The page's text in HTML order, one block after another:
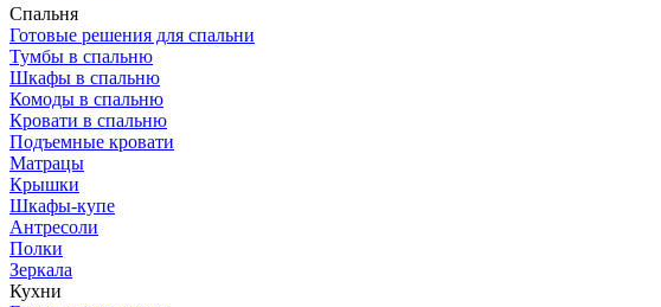
Спальня
Готовые решения для спальни
Тумбы в спальню
Шкафы в спальню
Комоды в спальню
Кровати в спальню
Подъемные кровати
Матрацы
Крышки
Шкафы-купе
Антресоли
Полки
Зеркала
Кухни